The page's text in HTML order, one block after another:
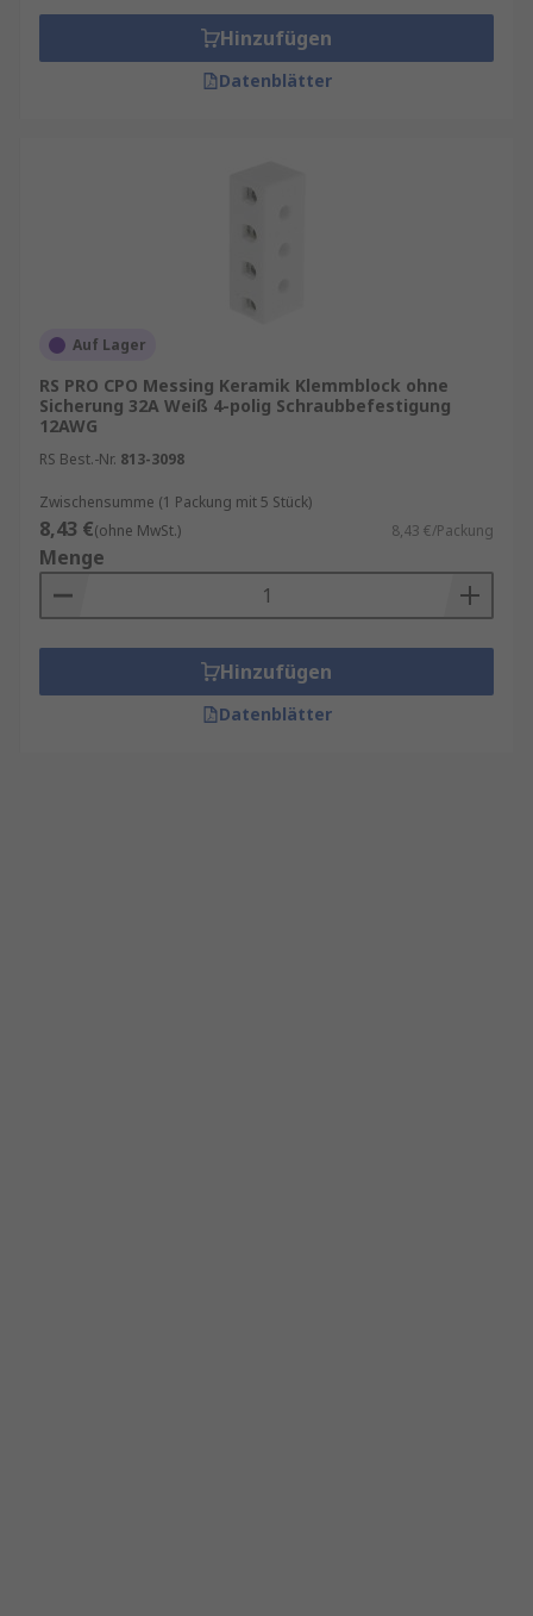
Hinzufügen
Datenblätter
Auf Lager
RS PRO CPO Messing Keramik Klemmblock ohne
Sicherung 32A Weiß 4-polig Schraubbefestigung
12AWG
RS Best.-Nr. 813-3098
Zwischensumme (1 Packung mit 5 Stück)
8,43 €(ohne MwSt.) 8,43 €/Packung
Menge
Hinzufügen
Datenblätter